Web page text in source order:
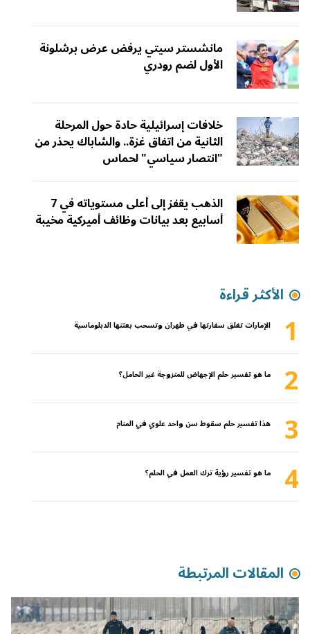
مانشستر سيتي يرفض عرض برشلونة
الأول لضم رودري
خلافات إسرائيلية حادة حول المرحلة
الثانية من اتفاق غزة.. والشاباك يحذر من
"انتصار سياسي" لحماس
الذهب يقفز إلى أعلى مستوياته في 7
أسابيع بعد بيانات وظائف أميركية مخيبة
الأكثر قراءة
1 الإمارات تغلق سفارتها في طهران وتسحب بعثتها الدبلوماسية
2 ما هو تفسير حلم الإجهاض للمتزوجة غير الحامل؟
3 هذا تفسير حلم سقوط سن واحد علوي في المنام
4 ما هو تفسير رؤية ترك العمل في الحلم؟
المقالات المرتبطة